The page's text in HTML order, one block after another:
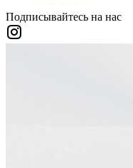
Подписывайтесь на нас